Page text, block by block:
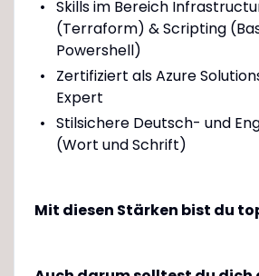
Skills im Bereich
(Terraform) & Scripting
Powershell)
Zertifiziert als Azure
Expert
Stilsichere Deutsch- und
(Wort und Schrift)
Mit diesen Stärken bist du